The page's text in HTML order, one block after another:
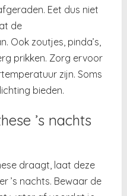
Eet dus niet
de
Ook zoutjes, pinda’s,
prikken. Zorg ervoor
zijn. Soms
bieden.
’s nachts
draagt, laat deze
’s nachts. Bewaar de